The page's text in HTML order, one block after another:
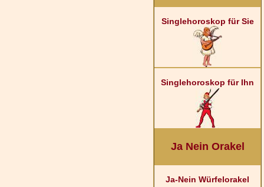
Singlehoroskop für Sie
Singlehoroskop für Ihn
Ja Nein Orakel
Ja-Nein Würfelorakel